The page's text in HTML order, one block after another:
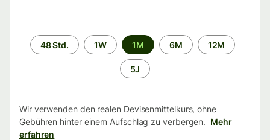
Zeitraum
48 Std. 1W 1M 6M 12M
5J
Wir verwenden den realen Devisenmittelkurs, ohne
Gebühren hinter einem Aufschlag zu verbergen. Mehr
erfahren